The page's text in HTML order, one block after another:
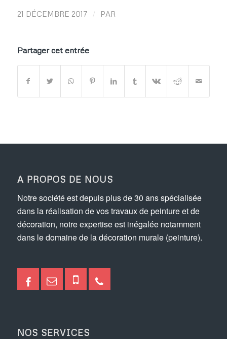
21 DÉCEMBRE 2017 / PAR
Partager cet entrée
A PROPOS DE NOUS
Notre société est depuis plus de 30 ans spécialisée
dans la réalisation de vos travaux de peinture et de
décoration, notre expertise est inégalée notamment
dans le domaine de la décoration murale (peinture).
NOS SERVICES